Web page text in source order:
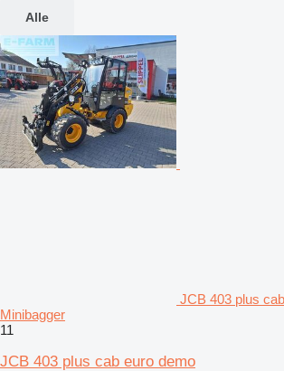
Alle
JCB 403 plus
Minibagger
11
JCB 403 plus cab euro demo